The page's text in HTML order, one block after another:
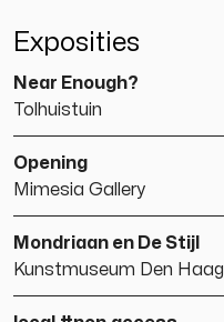
Exposities
Near Enough?
Tolhuistuin
Opening
Mimesia Gallery
Mondriaan en De Stijl
Kunstmuseum Den Haag